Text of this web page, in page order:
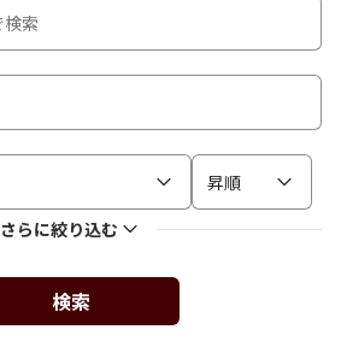
昇順
さらに絞り込む
検索